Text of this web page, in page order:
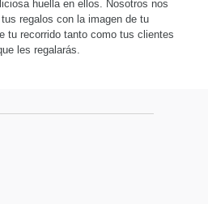
huella en ellos. Nosotros nos
regalos con la imagen de tu
tu recorrido tanto como tus clientes
les regalarás.